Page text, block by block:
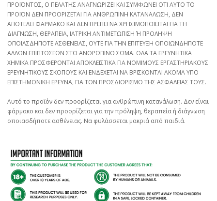
ΠΡΟΪΟΝΤΟΣ, Ο ΠΕΛΑΤΗΣ ΑΝΑΓΝΩΡΙΖΕΙ ΚΑΙ ΣΥΜΦΩΝΕΙ ΟΤΙ ΑΥΤΟ ΤΟ
ΠΡΟΪΟΝ ΔΕΝ ΠΡΟΟΡΙΖΕΤΑΙ ΓΙΑ ΑΝΘΡΩΠΙΝΗ ΚΑΤΑΝΑΛΩΣΗ, ΔΕΝ
ΑΠΟΤΕΛΕΙ ΦΑΡΜΑΚΟ ΚΑΙ ΔΕΝ ΠΡΕΠΕΙ ΝΑ ΧΡΗΣΙΜΟΠΟΙΕΙΤΑΙ ΓΙΑ ΤΗ
ΔΙΑΓΝΩΣΗ, ΘΕΡΑΠΕΙΑ, ΙΑΤΡΙΚΗ ΑΝΤΙΜΕΤΩΠΙΣΗ Ή ΠΡΟΛΗΨΗ
ΟΠΟΙΑΣΔΗΠΟΤΕ ΑΣΘΕΝΕΙΑΣ, ΟΥΤΕ ΓΙΑ ΤΗΝ ΕΠΙΤΕΥΞΗ ΟΠΟΙΩΝΔΗΠΟΤΕ
ΑΛΛΩΝ ΕΠΙΠΤΩΣΕΩΝ ΣΤΟ ΑΝΘΡΩΠΙΝΟ ΣΩΜΑ. ΟΛΑ ΤΑ ΕΡΕΥΝΗΤΙΚΑ
ΧΗΜΙΚΑ ΠΡΟΣΦΕΡΟΝΤΑΙ ΑΠΟΚΛΕΙΣΤΙΚΑ ΓΙΑ ΝΟΜΙΜΟΥΣ ΕΡΓΑΣΤΗΡΙΑΚΟΥΣ
ΕΡΕΥΝΗΤΙΚΟΥΣ ΣΚΟΠΟΥΣ ΚΑΙ ΕΝΔΕΧΕΤΑΙ ΝΑ ΒΡΙΣΚΟΝΤΑΙ ΑΚΟΜΑ ΥΠΟ
ΕΠΙΣΤΗΜΟΝΙΚΗ ΕΡΕΥΝΑ, ΓΙΑ ΤΟΝ ΠΡΟΣΔΙΟΡΙΣΜΟ ΤΗΣ ΑΣΦΑΛΕΙΑΣ ΤΟΥΣ.
Αυτό το προϊόν δεν προορίζεται για ανθρώπινη κατανάλωση. Δεν είναι
φάρμακο και δεν προορίζεται για την πρόληψη, θεραπεία ή διάγνωση
οποιασδήποτε ασθένειας. Να φυλάσσεται μακριά από παιδιά.